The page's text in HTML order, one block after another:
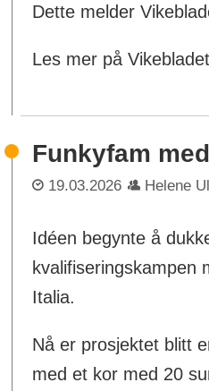
Dette melder
Les mer på
Funkyfam
19.03.2026 Helene
Idéen begynte å
kvalifiseringskampen
Italia.
Nå er prosjektet blitt
med et kor med 20